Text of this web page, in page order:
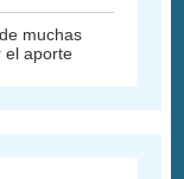
muchas
el aporte